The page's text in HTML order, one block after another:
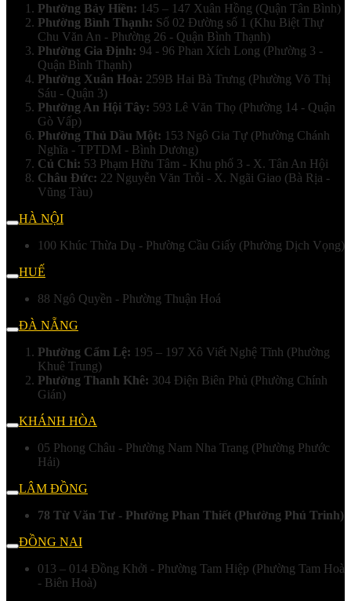
Phường Bảy Hiền: 145 – 147 Xuân Hồng (Quận Tân Bình)
Phường Bình Thạnh: Số 02 Đường số 1 (Khu Biệt Thự
Chu Văn An - Phường 26 - Quận Bình Thạnh)
Phường Gia Định: 94 - 96 Phan Xích Long (Phường 3 -
Quận Bình Thạnh)
Phường Xuân Hoà: 259B Hai Bà Trưng (Phường Võ Thị
Sáu - Quận 3)
Phường An Hội Tây: 593 Lê Văn Thọ (Phường 14 - Quận
Gò Vấp)
Phường Thủ Dầu Một: 153 Ngô Gia Tự (Phường Chánh
Nghĩa - TPTDM - Bình Dương)
Củ Chi: 53 Phạm Hữu Tâm - Khu phố 3 - X. Tân An Hội
Châu Đức: 22 Nguyễn Văn Trỗi - X. Ngãi Giao (Bà Rịa -
Vũng Tàu)
HÀ NỘI
100 Khúc Thừa Dụ - Phường Cầu Giấy (Phường Dịch Vọng)
HUẾ
88 Ngô Quyền - Phường Thuận Hoá
ĐÀ NẴNG
Phường Cẩm Lệ: 195 – 197 Xô Viết Nghệ Tĩnh (Phường
Khuê Trung)
Phường Thanh Khê: 304 Điện Biên Phủ (Phường Chính
Gián)
KHÁNH HÒA
05 Phong Châu - Phường Nam Nha Trang (Phường Phước
Hải)
LÂM ĐỒNG
78 Từ Văn Tư - Phường Phan Thiết (Phường Phú Trinh)
ĐỒNG NAI
013 – 014 Đồng Khởi - Phường Tam Hiệp (Phường Tam Hoà
- Biên Hoà)